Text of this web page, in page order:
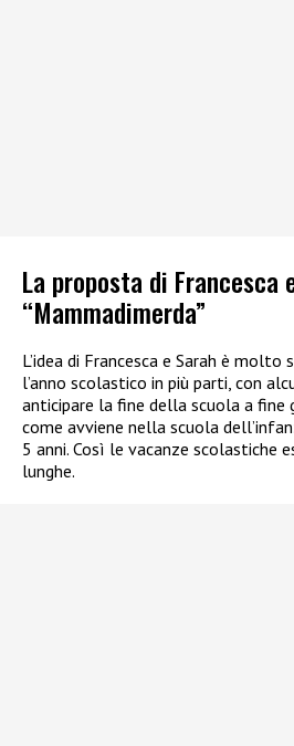
La proposta di Francesca
“Mammadimerda”
L’idea di Francesca e Sarah è molto
l’anno scolastico in più parti, con
anticipare la fine della scuola a fine
come avviene nella scuola
5 anni. Così le vacanze scolastiche
lunghe.